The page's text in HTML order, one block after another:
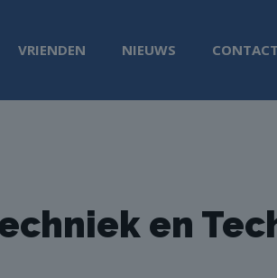
VRIENDEN NIEUWS CONTACT
en